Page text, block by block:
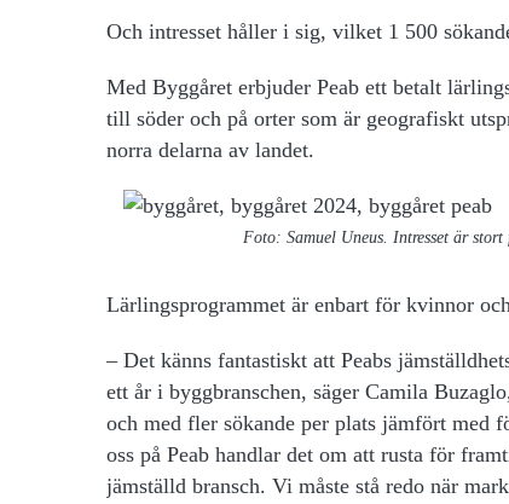
Och intresset håller i sig, vilket 1 500
Med Byggåret erbjuder Peab ett betalt
till söder och på orter som är geografiskt
norra delarna av landet.
Foto: Samuel Uneus. Intresset är
Lärlingsprogrammet är enbart för kvinnor
– Det känns fantastiskt att Peabs
ett år i byggbranschen, säger Camila
och med fler sökande per plats jämfört med
oss på Peab handlar det om att rusta för
jämställd bransch. Vi måste stå redo när